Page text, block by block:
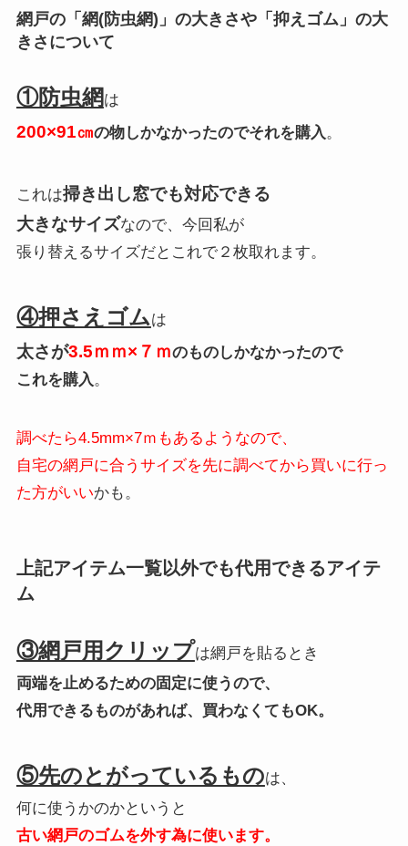
網戸の「網(防虫網)」の大きさや「抑えゴム」の大
きさについて
①防虫網 は
200×91㎝の物しかなかったのでそれを購入。
これは掃き出し窓でも対応できる
大きなサイズなので、今回私が
張り替えるサイズだとこれで２枚取れます。
④押さえゴムは
太さが3.5ｍｍ×７ｍのものしかなかったので
これを購入 。
調べたら4.5mm×7ｍもあるようなので、
自宅の網戸に合うサイズを先に調べてから買いに行っ
た方がいいかも。
上記アイテム一覧以外でも代用できるアイテ
ム
③網戸用クリップは網戸を貼るとき
両端を止めるための固定に使うので、
代用できるものがあれば、買わなくてもOK。
⑤先のとがっているものは、
何に使うかのかというと
古い網戸のゴムを外す為に使います。